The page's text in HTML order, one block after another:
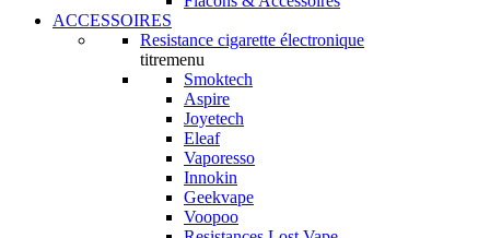
ACCESSOIRES
Resistance cigarette électronique
titremenu
Smoktech
Aspire
Joyetech
Eleaf
Vaporesso
Innokin
Geekvape
Voopoo